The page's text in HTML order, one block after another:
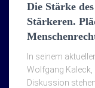
Die Stärke
Stärkeren.
In seinem
Wolfgang
Diskussion